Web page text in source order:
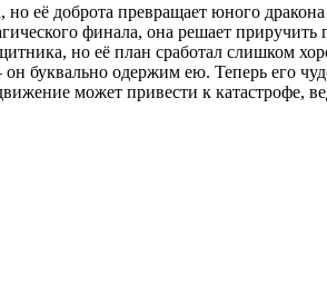
её доброта превращает юного
финала, она решает
но её план сработал слишком
буквально одержим ею. Теперь его
может привести к катастрофе,